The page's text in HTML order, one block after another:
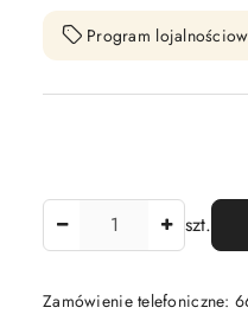
Program
szt.
Zamówienie telefoniczne: